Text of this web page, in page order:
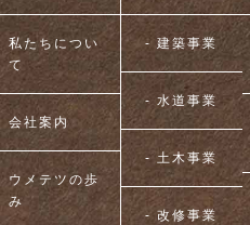
私たちについ
て
会社案内
ウメテツの歩
み
- 建築事業
- 水道事業
- 土木事業
- 改修事業